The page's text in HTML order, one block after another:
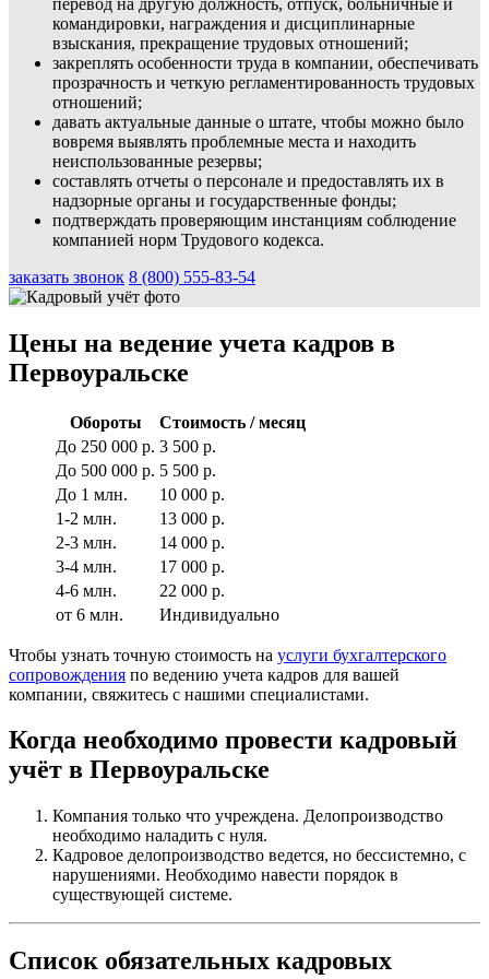
командировки, награждения и дисциплинарные
взыскания, прекращение трудовых отношений;
закреплять особенности труда в компании, обеспечивать
прозрачность и четкую регламентированность трудовых
отношений;
давать актуальные данные о штате, чтобы можно было
вовремя выявлять проблемные места и находить
неиспользованные резервы;
составлять отчеты о персонале и предоставлять их в
надзорные органы и государственные фонды;
подтверждать проверяющим инстанциям соблюдение
компанией норм Трудового кодекса.
заказать звонок 8 (800) 555-83-54
Цены на ведение учета кадров в
Первоуральске
Обороты
Стоимость / месяц
До 250 000 р. 3 500 р.
До 500 000 р. 5 500 р.
До 1 млн.
10 000 р.
1-2 млн.
13 000 р.
2-3 млн.
14 000 р.
3-4 млн.
17 000 р.
4-6 млн.
22 000 р.
от 6 млн.
Индивидуально
Чтобы узнать точную стоимость на услуги бухгалтерского
сопровождения по ведению учета кадров для вашей
компании, свяжитесь с нашими специалистами.
Когда необходимо провести кадровый
учёт в Первоуральске
Компания только что учреждена. Делопроизводство
необходимо наладить с нуля.
Кадровое делопроизводство ведется, но бессистемно, с
нарушениями. Необходимо навести порядок в
существующей системе.
Список обязательных кадровых